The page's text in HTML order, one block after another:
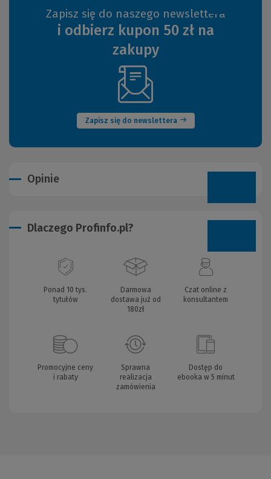
Zapisz się do naszego newslettera
i odbierz kupon 50 zł na
zakupy
Zapisz się do newslettera
(Nowe
okno)
Opinie
Dlaczego Profinfo.pl?
Ponad 10 tys.
tytułów
Darmowa
dostawa już od
180zł
Czat online z
konsultantem
Promocyjne ceny
i rabaty
Sprawna
realizacja
zamówienia
Dostęp do
ebooka w 5 minut